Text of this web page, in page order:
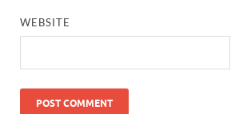
WEBSITE